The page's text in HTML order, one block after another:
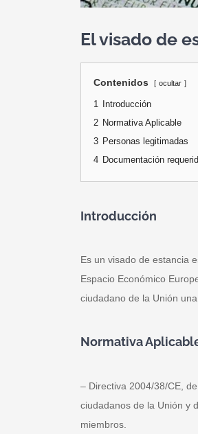
El visado de
Contenidos ocultar
1
Introducción
2 Normativa Aplicable
3 Personas legitimadas
4 Documentación
Introducción
Es un visado de estancia
Espacio Económico
ciudadano de la Unión
Normativa
– Directiva 2004/38/CE,
ciudadanos de la Unión y
miembros.